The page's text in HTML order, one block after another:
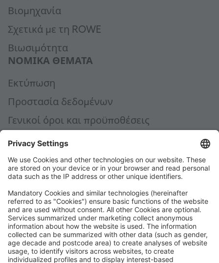
Βιομηχανία
Σχετικά με τη ROWE
Βιωσιμότητα
ΝΟΜΙΚΆ ΘΈΜΑΤΑ
Εκτύπωση
Προστασία δεδομένων
Γενικοί όροι και προϋποθέσεις
Γενικοί όροι αγοράς
Code of Conduct
Accessibility Statement
ROWE SOCIAL
ΠΙΣΤΟΠΟΊΗΣΗ ΑΠΌ